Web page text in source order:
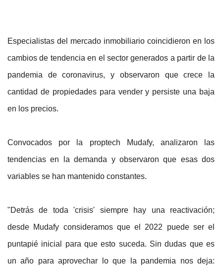
Especialistas del mercado inmobiliario coincidieron en los
cambios de tendencia en el sector generados a partir de la
pandemia de coronavirus, y observaron que crece la
cantidad de propiedades para vender y persiste una baja
en los precios.
Convocados por la proptech Mudafy, analizaron las
tendencias en la demanda y observaron que esas dos
variables se han mantenido constantes.
"Detrás de toda 'crisis' siempre hay una reactivación;
desde Mudafy consideramos que el 2022 puede ser el
puntapié inicial para que esto suceda. Sin dudas que es
un año para aprovechar lo que la pandemia nos deja: